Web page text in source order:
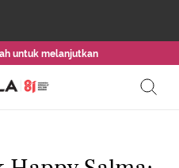
untuk melanjutkan